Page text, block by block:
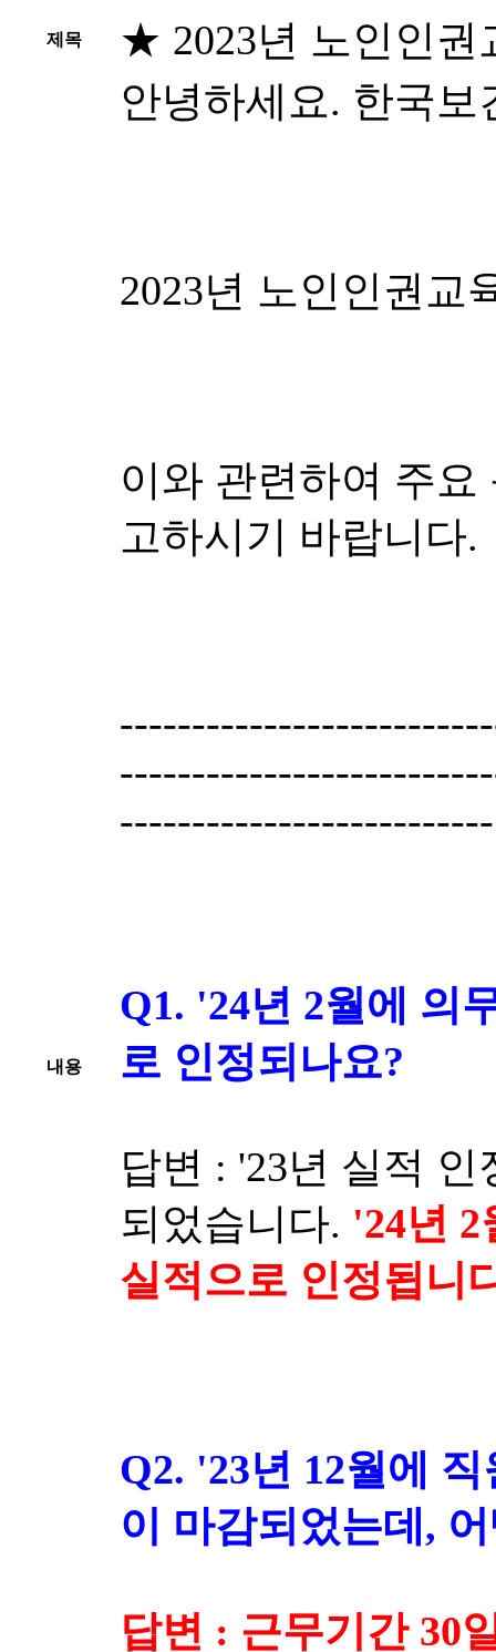
제목 ★ 2023년 노인인
내용
안녕하세요. 한국
2023년 노인인권교
이와 관련하여 주
고하시기 바랍니다.
--------------------------
Q1. '24년 2월에 의
로 인정되나요?
답변 : '23년 실적
되었습니다. '24년
실적으로 인정됩니
Q2. '23년 12월에
이 마감되었는데,
답변 : 근무기간 30